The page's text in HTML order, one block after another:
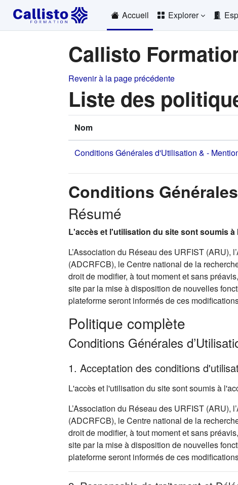
Passer au contenu principal
Accueil
Explorer
Callisto
Revenir à la page précédente
Liste des
Nom
Conditions Générales d'Utilisation & -
Conditions
Résumé
L'accès et l'utilisation du site sont soumis
L’Association du Réseau des URFIST
(ADCRFCB), le Centre national de la
droit de modifier, à tout moment et sans
site par la mise à disposition de nouvelles
plateforme seront informés de ces
Politique complète
Conditions Générales
1. Acceptation des conditions
L'accès et l'utilisation du site sont soumis à
L’Association du Réseau des URFIST
(ADCRFCB), le Centre national de la
droit de modifier, à tout moment et sans
site par la mise à disposition de nouvelles
plateforme seront informés de ces